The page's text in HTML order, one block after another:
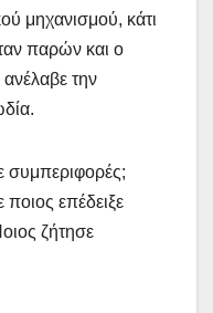
μηχανισμού, κάτι
παρών και ο
την
συμπεριφορές;
επέδειξε
ζήτησε